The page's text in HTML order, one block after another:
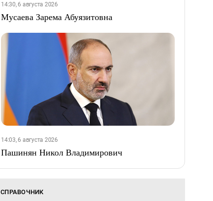
14:30, 6 августа 2026
Мусаева Зарема Абуязитовна
14:03, 6 августа 2026
Пашинян Никол Владимирович
СПРАВОЧНИК